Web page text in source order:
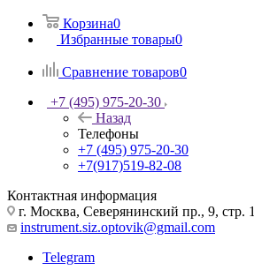
Корзина0
Избранные товары0
Сравнение товаров0
+7 (495) 975-20-30
Назад
Телефоны
+7 (495) 975-20-30
+7(917)519-82-08
Контактная информация
г. Москва, Северянинский пр., 9, стр. 1
instrument.siz.optovik@gmail.com
Telegram